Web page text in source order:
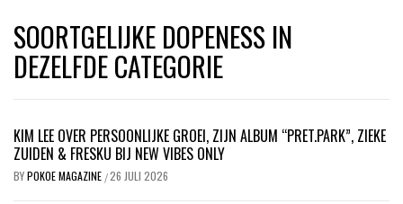
SOORTGELIJKE DOPENESS IN
DEZELFDE CATEGORIE
KIM LEE OVER PERSOONLIJKE GROEI, ZIJN ALBUM “PRET.PARK”, ZIEKE
ZUIDEN & FRESKU BIJ NEW VIBES ONLY
BYPOKOE MAGAZINE /26 JULI 2026